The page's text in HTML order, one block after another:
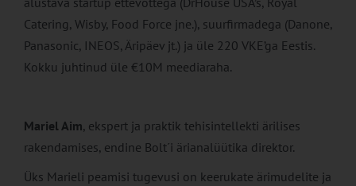
Catering, Wisby, Food Force jne.), suurfirmadega (Danone,
Panasonic, INEOS, Äripäev jt.) ja üle 220 VKE’ga Eestis.
Kokku juhtinud üle €10M meediaraha.
Mariel Aim, ekspert ja praktik tehisintellekti ärilises
rakendamises, endine Bolt´i ärianalüütika direktor.
Üks Marieli peamisi tugevusi on keerukate ärimudelite ja